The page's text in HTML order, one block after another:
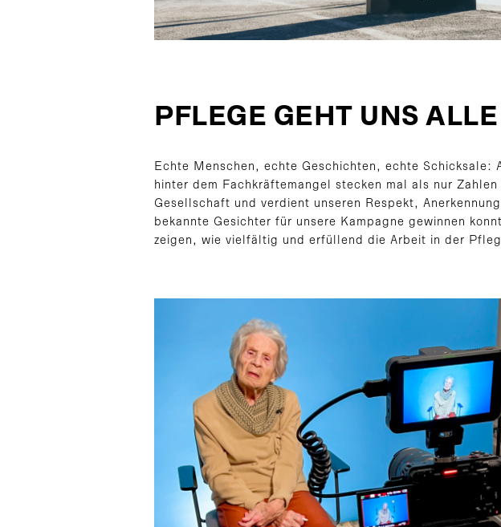
PFLEGE GEHT UNS
Echte Menschen, echte Geschichten, echte
hinter dem Fachkräftemangel stecken mal als nur
Gesellschaft und verdient unseren Respekt,
bekannte Gesichter für unsere Kampagne gewinnen
zeigen, wie vielfältig und erfüllend die Arbeit in der